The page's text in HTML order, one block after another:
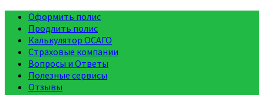
Оформить полис
Продлить полис
Калькулятор ОСАГО
Страховые компании
Вопросы и Ответы
Полезные сервисы
Отзывы